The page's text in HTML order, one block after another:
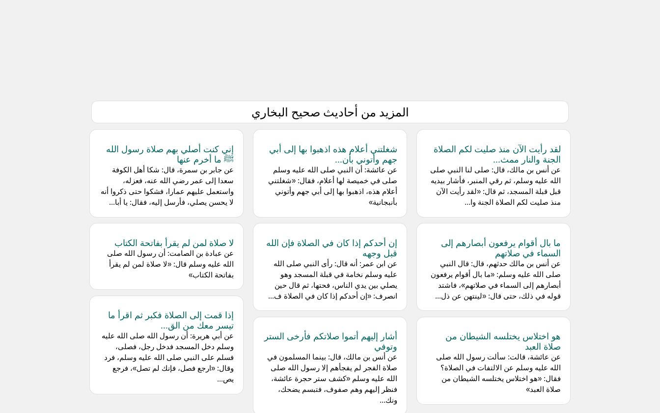
المزيد من أحاديث صحيح البخاري
لقد رأيت الآن منذ صليت لكم الصلاة
الجنة والنار ممث...
عن أنس بن مالك، قال: صلى لنا النبي صلى
الله عليه وسلم، ثم رقي المنبر، فأشار بيديه
قبل قبلة المسجد، ثم قال: «لقد رأيت الآن
منذ صليت لكم الصلاة الجنة وا...
ما بال أقوام يرفعون أبصارهم إلى
السماء في صلاتهم
عن أنس بن مالك حدثهم، قال: قال النبي
صلى الله عليه وسلم: «ما بال أقوام يرفعون
أبصارهم إلى السماء في صلاتهم»، فاشتد
قوله في ذلك، حتى قال: «لينتهن عن ذل...
هو اختلاس يختلسه الشيطان من
صلاة العبد
عن عائشة، قالت: سألت رسول الله صلى
الله عليه وسلم عن الالتفات في الصلاة؟
فقال: «هو اختلاس يختلسه الشيطان من
صلاة العبد»
شغلتني أعلام هذه اذهبوا بها إلى أبي
جهم وأتوني بأن...
عن عائشة: أن النبي صلى الله عليه وسلم
صلى في خميصة لها أعلام، فقال: «شغلتني
أعلام هذه، اذهبوا بها إلى أبي جهم وأتوني
بأنبجانية»
إن أحدكم إذا كان في الصلاة فإن الله
قبل وجهه
عن ابن عمر: أنه قال: رأى النبي صلى الله
عليه وسلم نخامة في قبلة المسجد وهو
يصلي بين يدي الناس، فحتها، ثم قال حين
انصرف: «إن أحدكم إذا كان في الصلاة ف...
أشار إليهم أتموا صلاتكم فأرخى الستر
وتوفي
عن أنس بن مالك، قال: بينما المسلمون في
صلاة الفجر لم يفجأهم إلا رسول الله صلى
الله عليه وسلم «كشف ستر حجرة عائشة،
فنظر إليهم وهم صفوف، فتبسم يضحك،
ونك...
إني كنت أصلي بهم صلاة رسول الله
ﷺ ما أخرم عنها
عن جابر بن سمرة، قال: شكا أهل الكوفة
سعدا إلى عمر رضي الله عنه، فعزله،
واستعمل عليهم عمارا، فشكوا حتى ذكروا أنه
لا يحسن يصلي، فأرسل إليه، فقال: يا أبا...
لا صلاة لمن لم يقرأ بفاتحة الكتاب
عن عبادة بن الصامت: أن رسول الله صلى
الله عليه وسلم قال: «لا صلاة لمن لم يقرأ
بفاتحة الكتاب»
إذا قمت إلى الصلاة فكبر ثم اقرأ ما
تيسر معك من الق...
عن أبي هريرة: أن رسول الله صلى الله عليه
وسلم دخل المسجد فدخل رجل، فصلى،
فسلم على النبي صلى الله عليه وسلم، فرد
وقال: «ارجع فصل، فإنك لم تصل»، فرجع
يص...